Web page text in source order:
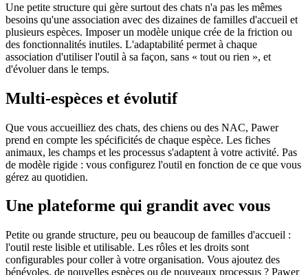
Une petite structure qui gère surtout des chats n'a pas les mêmes
besoins qu'une association avec des dizaines de familles d'accueil et
plusieurs espèces. Imposer un modèle unique crée de la friction ou
des fonctionnalités inutiles. L'adaptabilité permet à chaque
association d'utiliser l'outil à sa façon, sans « tout ou rien », et
d'évoluer dans le temps.
Multi-espèces et évolutif
Que vous accueilliez des chats, des chiens ou des NAC, Pawer
prend en compte les spécificités de chaque espèce. Les fiches
animaux, les champs et les processus s'adaptent à votre activité. Pas
de modèle rigide : vous configurez l'outil en fonction de ce que vous
gérez au quotidien.
Une plateforme qui grandit avec vous
Petite ou grande structure, peu ou beaucoup de familles d'accueil :
l'outil reste lisible et utilisable. Les rôles et les droits sont
configurables pour coller à votre organisation. Vous ajoutez des
bénévoles, de nouvelles espèces ou de nouveaux processus ? Pawer